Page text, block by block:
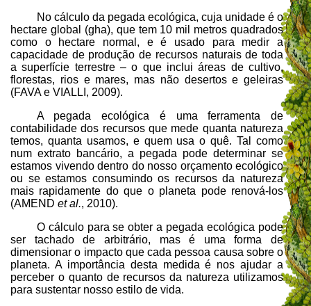
No cálculo da pegada ecológica, cuja unidade é o
hectare global (gha), que tem 10 mil metros quadrados
como o hectare normal, e é usado para medir a
capacidade de produção de recursos naturais de toda
a superfície terrestre – o que inclui áreas de cultivo,
florestas, rios e mares, mas não desertos e geleiras
(FAVA e VIALLI, 2009).
A pegada ecológica é uma ferramenta de
contabilidade dos recursos que mede quanta natureza
temos, quanta usamos, e quem usa o quê. Tal como
num extrato bancário, a pegada pode determinar se
estamos vivendo dentro do nosso orçamento ecológico
ou se estamos consumindo os recursos da natureza
mais rapidamente do que o planeta pode renová-los
(AMEND et al., 2010).
O cálculo para se obter a pegada ecológica pode
ser tachado de arbitrário, mas é uma forma de
dimensionar o impacto que cada pessoa causa sobre o
planeta. A importância desta medida é nos ajudar a
perceber o quanto de recursos da natureza utilizamos
para sustentar nosso estilo de vida.